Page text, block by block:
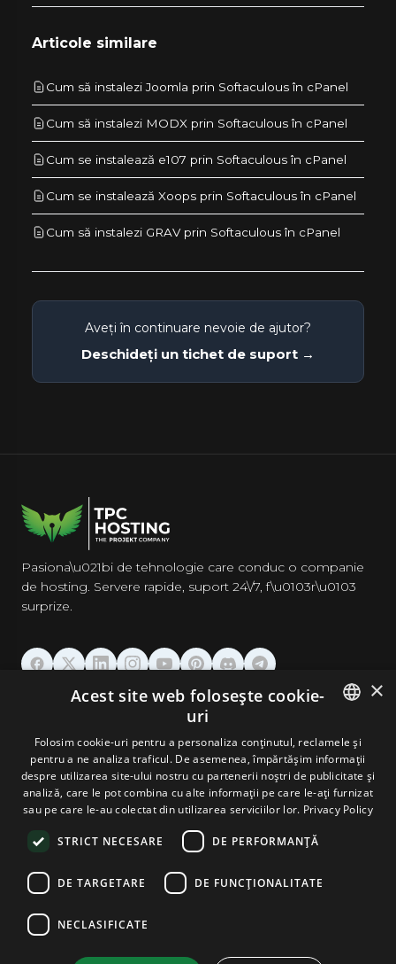
Articole similare
Cum să instalezi Joomla prin Softaculous în cPanel
Cum să instalezi MODX prin Softaculous în cPanel
Cum se instalează e107 prin Softaculous în cPanel
Cum se instalează Xoops prin Softaculous în cPanel
Cum să instalezi GRAV prin Softaculous în cPanel
Aveți în continuare nevoie de ajutor?
Deschideți un tichet de suport →
Pasiona\u021bi de tehnologie care conduc o companie
de hosting. Servere rapide, suport 24\/7, f\u0103r\u0103
surprize.
GĂZDUIRE
DOMENII & EMAIL
UNELTE & SECURITATE
COMPANIE
Terms and Conditions
ENGLISH
GERMAN
ROMANIAN
×
Acest site web folosește cookie-
uri
Folosim cookie-uri pentru a personaliza conținutul, reclamele și
pentru a ne analiza traficul. De asemenea, împărtășim informații
despre utilizarea site-ului nostru cu partenerii noștri de publicitate și
analiză, care le pot combina cu alte informații pe care le-ați furnizat
sau pe care le-au colectat din utilizarea serviciilor lor. Privacy Policy
STRICT NECESARE DE PERFORMANȚĂ
DE TARGETARE DE FUNCŢIONALITATE
NECLASIFICATE